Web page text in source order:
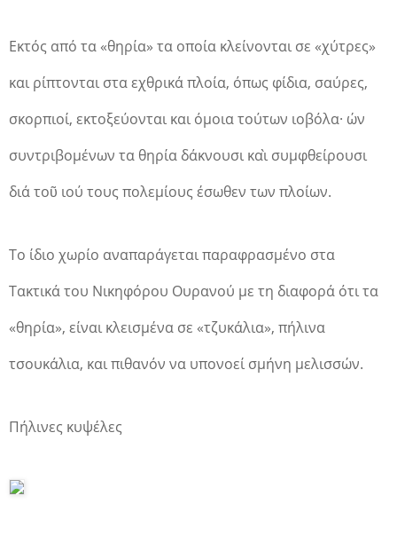
Εκτός από τα «θηρία» τα οποία κλείνονται σε «χύτρες»
και ρίπτονται στα εχθρικά πλοία, όπως φίδια, σαύρες,
σκορπιοί, εκτοξεύονται και όμοια τούτων ιοβόλα· ών
συντριβομένων τα θηρία δάκνουσι καὶ συμφθείρουσι
διά τοῦ ιού τους πολεμίους έσωθεν των πλοίων.
Το ίδιο χωρίο αναπαράγεται παραφρασμένο στα
Τακτικά του Νικηφόρου Ουρανού με τη διαφορά ότι τα
«θηρία», είναι κλεισμένα σε «τζυκάλια», πήλινα
τσουκάλια, και πιθανόν να υπονοεί σμήνη μελισσών.
Πήλινες κυψέλες